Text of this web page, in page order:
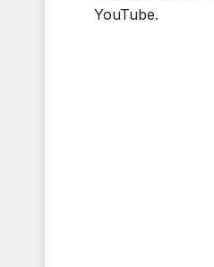
YouTube.